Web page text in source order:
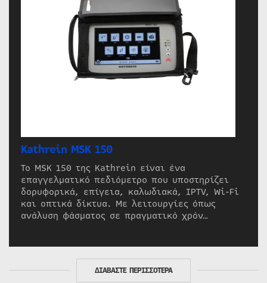
Kathrein MSK 150
Το MSK 150 της Kathrein είναι ένα
επαγγελματικό πεδιόμετρο που υποστηρίζει
δορυφορικά, επίγεια, καλωδιακά, IPTV, Wi-Fi
και οπτικά δίκτυα. Με λειτουργίες όπως
ανάλυση φάσματος σε πραγματικό χρόν…
ΔΙΑΒΑΣΤΕ ΠΕΡΙΣΣΟΤΕΡΑ